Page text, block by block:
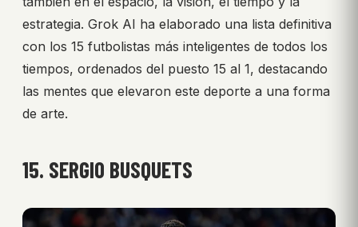
estrategia. Grok AI ha elaborado una lista definitiva
con los 15 futbolistas más inteligentes de todos los
tiempos, ordenados del puesto 15 al 1, destacando
las mentes que elevaron este deporte a una forma
de arte.
15. SERGIO BUSQUETS